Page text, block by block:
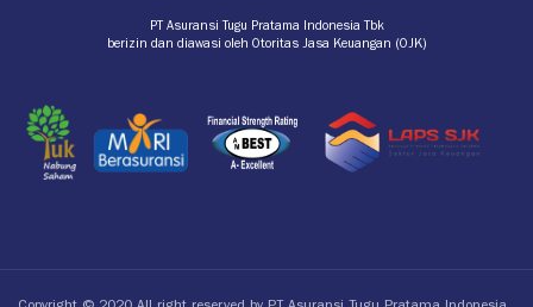
PT Asuransi Tugu Pratama Indonesia Tbk
berizin dan diawasi oleh Otoritas Jasa Keuangan (OJK)